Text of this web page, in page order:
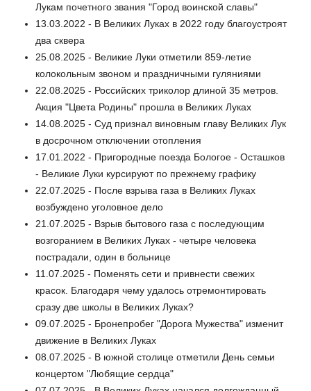
Лукам почетного звания "Город воинской славы"
13.03.2022 - В Великих Луках в 2022 году благоустроят
два сквера
25.08.2025 - Великие Луки отметили 859-летие
колокольным звоном и праздничными гуляниями
22.08.2025 - Российских триколор длиной 35 метров.
Акция "Цвета Родины" прошла в Великих Луках
14.08.2025 - Суд признал виновным главу Великих Лук
в досрочном отключении отопления
17.01.2022 - Пригородные поезда Бологое - Осташков
- Великие Луки курсируют по прежнему графику
22.07.2025 - После взрыва газа в Великих Луках
возбуждено уголовное дело
21.07.2025 - Взрыв бытового газа с последующим
возгоранием в Великих Луках - четыре человека
пострадали, один в больнице
11.07.2025 - Поменять сети и привнести свежих
красок. Благодаря чему удалось отремонтировать
сразу две школы в Великих Луках?
09.07.2025 - Бронепробег "Дорога Мужества" изменит
движение в Великих Луках
08.07.2025 - В южной столице отметили День семьи
концертом "Любящие сердца"